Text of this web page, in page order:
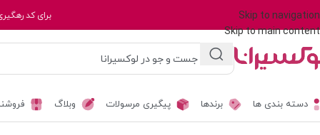
Skip to navigation
Skip to main content
برای کد
دسته بندی ها برندها پیگیری مرسولات وبلاگ